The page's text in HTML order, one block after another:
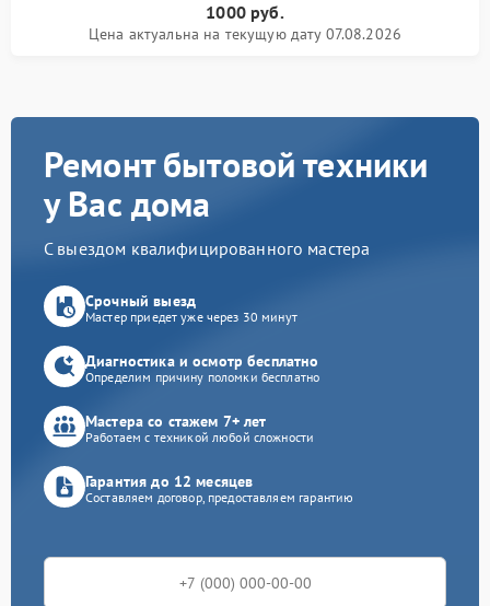
1000 руб.
Цена актуальна на текущую дату 07.08.2026
Ремонт бытовой техники
у Вас дома
С выездом квалифицированного мастера
Срочный выезд
Мастер приедет уже через 30 минут
Диагностика и осмотр бесплатно
Определим причину поломки бесплатно
Мастера со стажем 7+ лет
Работаем с техникой любой сложности
Гарантия до 12 месяцев
Составляем договор, предоставляем гарантию